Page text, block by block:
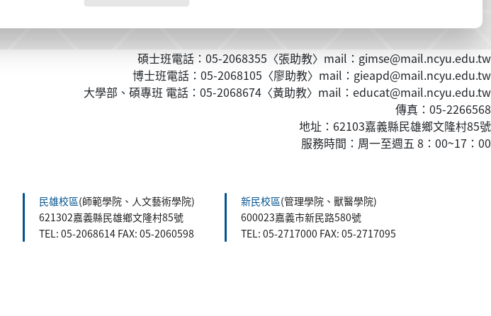
碩士班電話：05-2068355〈張助教〉mail：gimse@mail.ncyu.edu.tw
博士班電話：05-2068105〈廖助教〉mail：gieapd@mail.ncyu.edu.tw
大學部、碩專班 電話：05-2068674〈黃助教〉mail：educat@mail.ncyu.edu.tw
傳真：05-2266568
地址：62103嘉義縣民雄鄉文隆村85號
服務時間：周一至週五 8：00~17：00
民雄校區(師範學院、人文藝術學院)
621302嘉義縣民雄鄉文隆村85號
TEL: 05-2068614 FAX: 05-2060598
新民校區(管理學院、獸醫學院)
600023嘉義市新民路580號
TEL: 05-2717000 FAX: 05-2717095